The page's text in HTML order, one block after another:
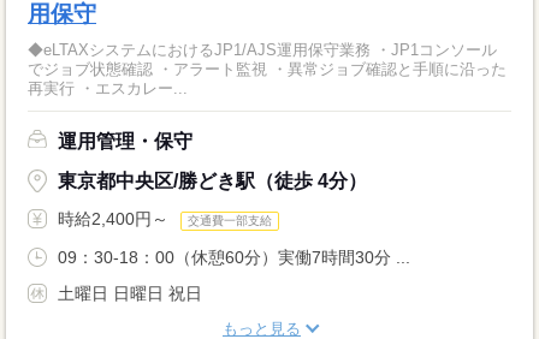
用保守
◆eLTAXシステムにおけるJP1/AJS運用保守業務 ・JP1コンソール
でジョブ状態確認 ・アラート監視 ・異常ジョブ確認と手順に沿った
再実行 ・エスカレー...
運用管理・保守
東京都中央区/勝どき駅（徒歩 4分）
時給2,400円～ 交通費一部支給
09：30-18：00（休憩60分）実働7時間30分 ...
土曜日 日曜日 祝日
もっと見る